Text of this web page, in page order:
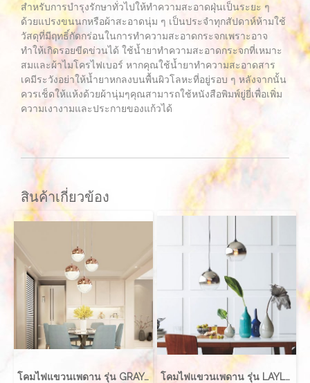
สำหรับการบำรุงรักษาทั่วไปให้ทำความสะอาดฝุ่นเป็นระยะ ๆ
ด้วยแปรงขนนกหรือผ้าสะอาดนุ่ม ๆ เป็นประจำทุกสัปดาห์ห้ามใช้
วัสดุที่มีฤทธิ์กัดกร่อนในการทำความสะอาดกระจกเพราะอาจ
ทำให้เกิดรอยขีดข่วนได้ ใช้น้ำยาทำความสะอาดกระจกที่เหมาะ
สมและผ้าไมโครไฟเบอร์ หากคุณใช้น้ำยาทำความสะอาดสาร
เคมีระวังอย่าให้น้ำยาหกลงบนพื้นผิวโลหะที่อยู่รอบ ๆ หลังจากนั้น
ควรเช็ดให้แห้งด้วยผ้านุ่มๆคุณสามารถใช้หนังสือพิมพ์ยู่ยี่เพื่อเพิ่ม
ความเงางามและประกายของแก้วได้
สินค้าเกี่ยวข้อง
โคมไฟแขวนเพดาน รุ่น GRAYCE EVE-00417 LED 5W โคมไฟแขวนเพดาน รุ่น LAYLA EVE-00416 สำหรับใส่หลอด E27 จำนวน 1 ดวง